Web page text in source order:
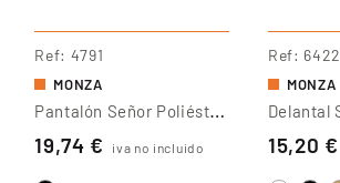
Ref 4791
MONZA
P
Antalón Señor Poliéster Slim
19,74 € iva no incluido
Ref 6422
MONZA
15,20 €